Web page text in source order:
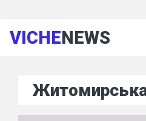
VICHENEWS